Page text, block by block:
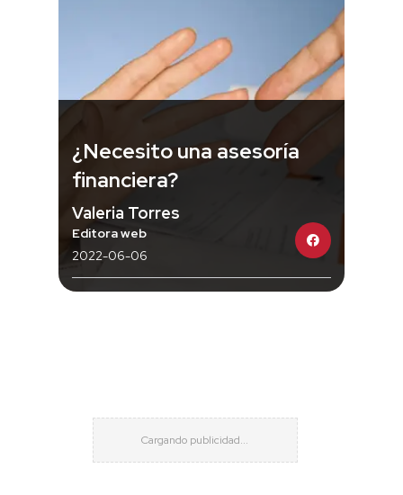
¿Necesito una asesoría
financiera?
Valeria Torres
Editora web
2022-06-06